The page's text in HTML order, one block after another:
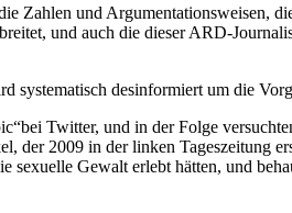
Zahlen und Argumentationsweisen,
und auch die dieser ARD-
desinformiert um die
Twitter, und in der Folge
der 2009 in der linken Tageszeitung
Gewalt erlebt hätten, und